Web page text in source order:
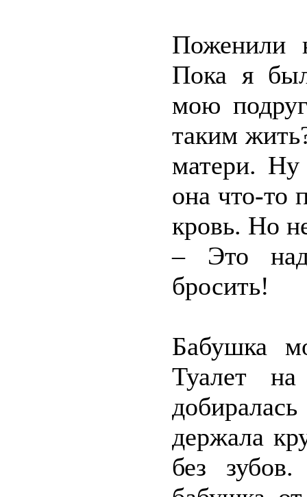
Поженили
Пока я
мою
таким
матери.
она что-то
кровь. Но
– Это
бросить!
Бабушка
Туалет
держала
без